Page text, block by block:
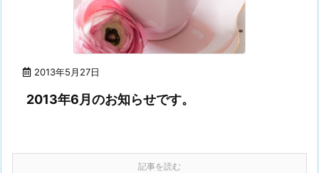
2013年5月27日
2013年6月のお知らせです。
記事を読む